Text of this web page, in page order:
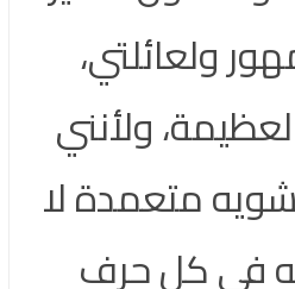
ولعائلتي،
ولأنني
متعمدة لا
في كل حرف